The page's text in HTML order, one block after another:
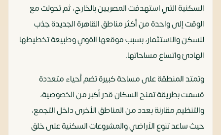
السكنية التي استهدفت المصريين بالخارج، ثم تحولت مع
الوقت إلى واحدة من أكثر مناطق القاهرة الجديدة جذب
للسكن والاستثمار، بسبب موقعها القوي وطبيعة تخطيطها
الهادئ واتساع مساحاتها.
وتمتد المنطقة على مساحة كبيرة تضم أحياء متعددة
قسمت بطريقة تمنح السكان قدر أكبر من الخصوصية،
والتنظيم مقارنة بعدد من المناطق الأخرى داخل التجمع،
حيث ساعد تنوع الأراضي والمشروعات السكنية على خلق